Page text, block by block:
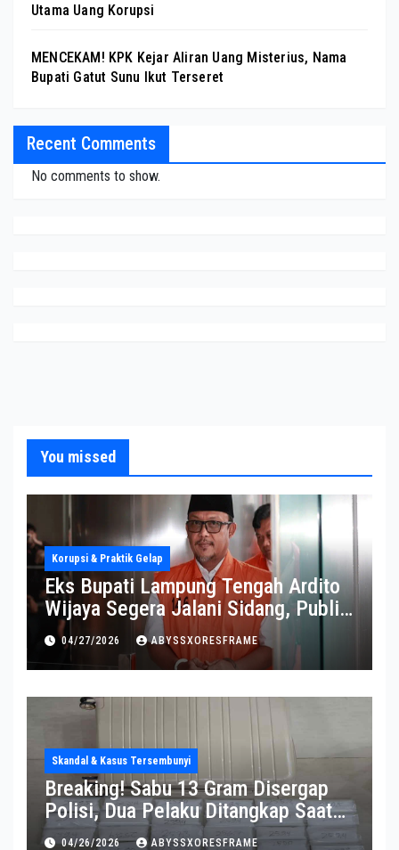
Utama Uang Korupsi
MENCEKAM! KPK Kejar Aliran Uang Misterius, Nama
Bupati Gatut Sunu Ikut Terseret
Recent Comments
No comments to show.
You missed
Korupsi & Praktik Gelap
Eks Bupati Lampung Tengah Ardito
Wijaya Segera Jalani Sidang, Publik
Soroti Perkembangannya
04/27/2026 ABYSSXORESFRAME
Skandal & Kasus Tersembunyi
Breaking! Sabu 13 Gram Disergap
Polisi, Dua Pelaku Ditangkap Saat
Operasi Berlangsung Di Tempat
04/26/2026 ABYSSXORESFRAME